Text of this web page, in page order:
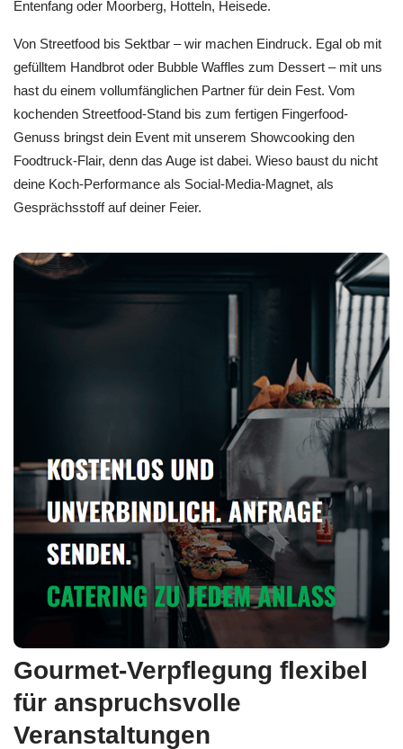
Entenfang oder Moorberg, Hotteln, Heisede.
Von Streetfood bis Sektbar – wir machen Eindruck. Egal ob mit
gefülltem Handbrot oder Bubble Waffles zum Dessert – mit uns
hast du einem vollumfänglichen Partner für dein Fest. Vom
kochenden Streetfood-Stand bis zum fertigen Fingerfood-
Genuss bringst dein Event mit unserem Showcooking den
Foodtruck-Flair, denn das Auge ist dabei. Wieso baust du nicht
deine Koch-Performance als Social-Media-Magnet, als
Gesprächsstoff auf deiner Feier.
Gourmet-Verpflegung flexibel
für anspruchsvolle
Veranstaltungen